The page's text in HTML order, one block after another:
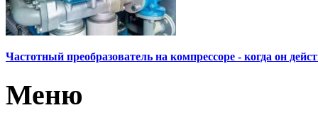
Частотный преобразователь на компрессоре - когда он
Меню